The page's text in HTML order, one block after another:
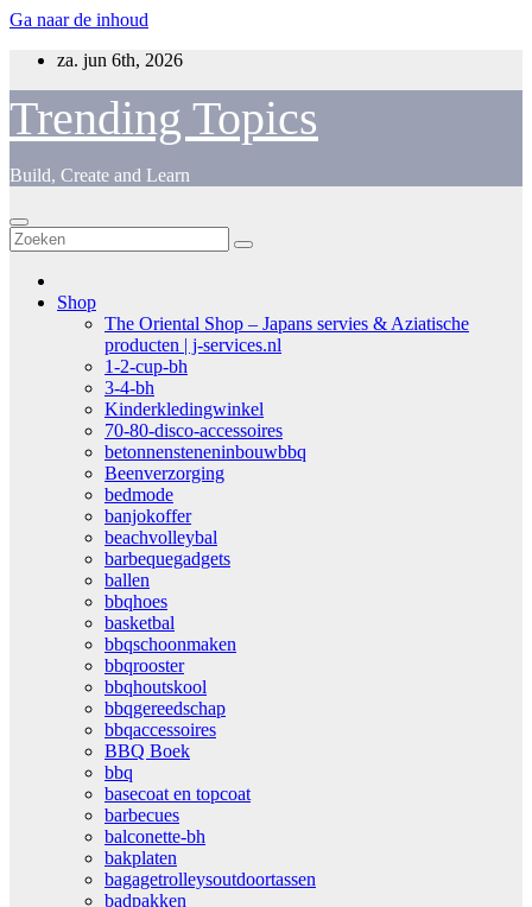
Ga naar de inhoud
za. jun 6th, 2026
Trending Topics
Build, Create and Learn
Shop
The Oriental Shop – Japans servies & Aziatische
producten | j-services.nl
1-2-cup-bh
3-4-bh
Kinderkledingwinkel
70-80-disco-accessoires
betonnensteneninbouwbbq
Beenverzorging
bedmode
banjokoffer
beachvolleybal
barbequegadgets
ballen
bbqhoes
basketbal
bbqschoonmaken
bbqrooster
bbqhoutskool
bbqgereedschap
bbqaccessoires
BBQ Boek
bbq
basecoat en topcoat
barbecues
balconette-bh
bakplaten
bagagetrolleysoutdoortassen
badpakken